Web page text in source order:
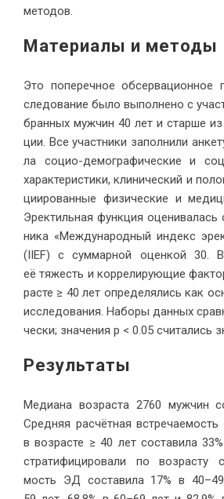
ме­тодов.
Ма­те­ри­а­лы и методы
Это по­пе­реч­ное об­сер­ва­ци­он­ное
сле­до­ва­ние бы­ло вы­пол­не­но с
бран­ных муж­чин 40 лет и стар­ше
ции. Все участ­ни­ки за­пол­ни­ли
ла со­цио-де­мо­гра­фи­че­ские и
ха­рак­те­ри­сти­ки, кли­ни­че­ский и
ци­и­ро­ван­ные физи­че­ские и
Эрек­тиль­ная функ­ция
ни­ка «Меж­ду­на­род­ный ин­декс
(IIEF) с сум­мар­ной оцен­кой 30.
её тя­жесть и кор­ре­ли­ру­ю­щие
расте ≥ 40 лет опре­де­ля­лись как
ис­сле­до­ва­ния. На­бо­ры дан­ных
че­ски; зна­че­ния p < 0.05 счи­та­лись
Ре­зультаты
Ме­ди­а­на воз­рас­та 2760 муж­чин
Сред­няя рас­чёт­ная
в воз­расте ≥ 40 лет со­ста­ви­ла
стра­ти­фи­ци­ро­ва­ли по воз­рас­ту
мость ЭД со­ста­ви­ла 17% в